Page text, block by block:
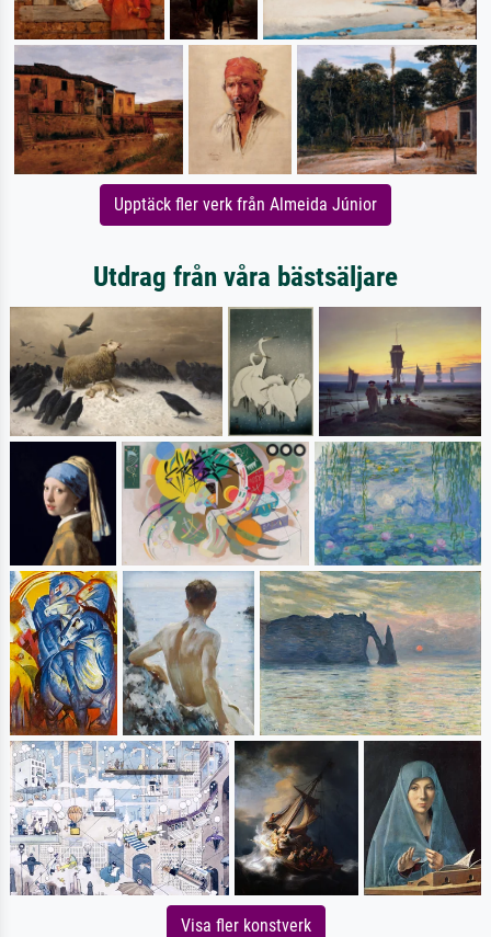
Upptäck fler verk från Almeida Júnior
Utdrag från våra bästsäljare
Visa fler konstverk